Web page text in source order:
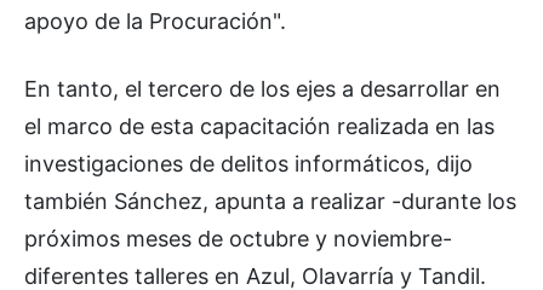
apoyo de la Procuración".
En tanto, el tercero de los ejes a desarrollar en
el marco de esta capacitación realizada en las
investigaciones de delitos informáticos, dijo
también Sánchez, apunta a realizar -durante los
próximos meses de octubre y noviembre-
diferentes talleres en Azul, Olavarría y Tandil.